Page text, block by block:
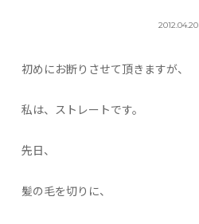
2012.04.20
初めにお断りさせて頂きますが、
私は、ストレートです。
先日、
髪の毛を切りに、